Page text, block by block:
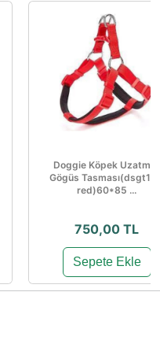
Doggie Köpek Uzatma-
Gögüs
red)60*85 ...
750,00 TL
Sepete Ekle